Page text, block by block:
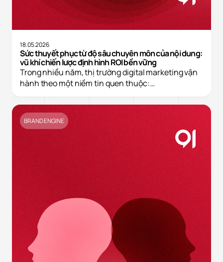
18.05.2026
Sức thuyết phục từ độ sâu chuyên môn của nội dung:
vũ khí chiến lược định hình ROI bền vững
Trong nhiều năm, thị trường digital marketing vận
hành theo một niềm tin quen thuộc:…
BRAND ENGINE